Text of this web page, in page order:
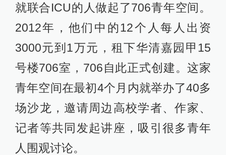
就联合ICU的人做起了706青年空间。
2012年，他们中的12个人每人出资
3000元到1万元，租下华清嘉园甲15
号楼706室，706自此正式创建。这家
青年空间在最初4个月内就举办了40多
场沙龙，邀请周边高校学者、作家、
记者等共同发起讲座，吸引很多青年
人围观讨论。